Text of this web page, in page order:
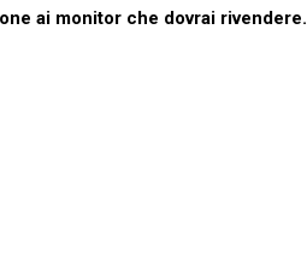
ai monitor che dovrai rivendere.